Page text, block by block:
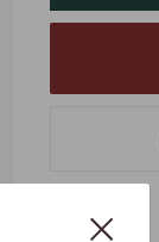
シェアする